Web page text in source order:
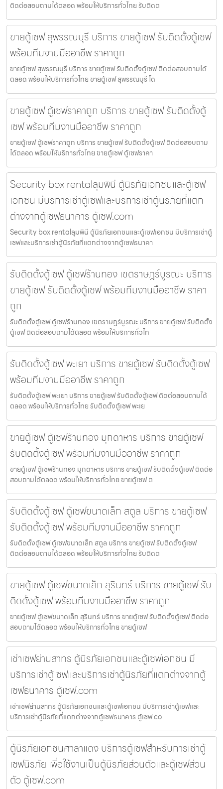
ติดต่อสอบถามได้ตลอด พร้อมให้บริการทั่วไทย รับติดต
ขายตู้เซฟ สุพรรณบุรี บริการ ขายตู้เซฟ รับติดตั้งตู้เซฟ
พร้อมทีมงานมืออาชีพ ราคาถูก
ขายตู้เซฟ สุพรรณบุรี บริการ ขายตู้เซฟ รับติดตั้งตู้เซฟ ติดต่อสอบถามได้
ตลอด พร้อมให้บริการทั่วไทย ขายตู้เซฟ สุพรรณบุรี โด
ขายตู้เซฟ ตู้เซฟราคาถูก บริการ ขายตู้เซฟ รับติดตั้งตู้
เซฟ พร้อมทีมงานมืออาชีพ ราคาถูก
ขายตู้เซฟ ตู้เซฟราคาถูก บริการ ขายตู้เซฟ รับติดตั้งตู้เซฟ ติดต่อสอบถาม
ได้ตลอด พร้อมให้บริการทั่วไทย ขายตู้เซฟ ตู้เซฟราคา
Security box rentalลุมพินี ตู้นิรภัยเอกชนและตู้เซฟ
เอกชน มีบริการเช่าตู้เซฟและบริการเช่าตู้นิรภัยที่แตก
ต่างจากตู้เซฟธนาคาร ตู้เซฟ.com
Security box rentalลุมพินี ตู้นิรภัยเอกชนและตู้เซฟเอกชน มีบริการเช่าตู้
เซฟและบริการเช่าตู้นิรภัยที่แตกต่างจากตู้เซฟธนาคา
รับติดตั้งตู้เซฟ ตู้เซฟร้านทอง เขตราษฎร์บูรณะ บริการ
ขายตู้เซฟ รับติดตั้งตู้เซฟ พร้อมทีมงานมืออาชีพ ราคา
ถูก
รับติดตั้งตู้เซฟ ตู้เซฟร้านทอง เขตราษฎร์บูรณะ บริการ ขายตู้เซฟ รับติดตั้ง
ตู้เซฟ ติดต่อสอบถามได้ตลอด พร้อมให้บริการทั่วไท
รับติดตั้งตู้เซฟ พะเยา บริการ ขายตู้เซฟ รับติดตั้งตู้เซฟ
พร้อมทีมงานมืออาชีพ ราคาถูก
รับติดตั้งตู้เซฟ พะเยา บริการ ขายตู้เซฟ รับติดตั้งตู้เซฟ ติดต่อสอบถามได้
ตลอด พร้อมให้บริการทั่วไทย รับติดตั้งตู้เซฟ พะเย
ขายตู้เซฟ ตู้เซฟร้านทอง มุกดาหาร บริการ ขายตู้เซฟ
รับติดตั้งตู้เซฟ พร้อมทีมงานมืออาชีพ ราคาถูก
ขายตู้เซฟ ตู้เซฟร้านทอง มุกดาหาร บริการ ขายตู้เซฟ รับติดตั้งตู้เซฟ ติดต่อ
สอบถามได้ตลอด พร้อมให้บริการทั่วไทย ขายตู้เซฟ ต
รับติดตั้งตู้เซฟ ตู้เซฟขนาดเล็ก สตูล บริการ ขายตู้เซฟ
รับติดตั้งตู้เซฟ พร้อมทีมงานมืออาชีพ ราคาถูก
รับติดตั้งตู้เซฟ ตู้เซฟขนาดเล็ก สตูล บริการ ขายตู้เซฟ รับติดตั้งตู้เซฟ
ติดต่อสอบถามได้ตลอด พร้อมให้บริการทั่วไทย รับติดต
ขายตู้เซฟ ตู้เซฟขนาดเล็ก สุรินทร์ บริการ ขายตู้เซฟ รับ
ติดตั้งตู้เซฟ พร้อมทีมงานมืออาชีพ ราคาถูก
ขายตู้เซฟ ตู้เซฟขนาดเล็ก สุรินทร์ บริการ ขายตู้เซฟ รับติดตั้งตู้เซฟ ติดต่อ
สอบถามได้ตลอด พร้อมให้บริการทั่วไทย ขายตู้เซฟ
เช่าเซฟย่านสาทร ตู้นิรภัยเอกชนและตู้เซฟเอกชน มี
บริการเช่าตู้เซฟและบริการเช่าตู้นิรภัยที่แตกต่างจากตู้
เซฟธนาคาร ตู้เซฟ.com
เช่าเซฟย่านสาทร ตู้นิรภัยเอกชนและตู้เซฟเอกชน มีบริการเช่าตู้เซฟและ
บริการเช่าตู้นิรภัยที่แตกต่างจากตู้เซฟธนาคาร ตู้เซฟ.co
ตู้นิรภัยเอกชนศาลาแดง บริการตู้เซฟสำหรับการเช่าตู้
เซฟนิรภัย เพื่อใช้งานเป็นตู้นิรภัยส่วนตัวและตู้เซฟส่วน
ตัว ตู้เซฟ.com